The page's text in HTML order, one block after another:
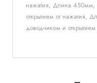
нажатия, Длина
открытием от нажатия,
доводчиком и открытием